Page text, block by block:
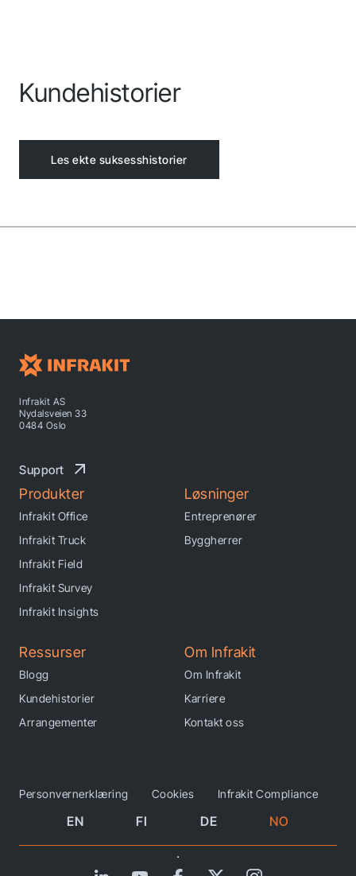
Kundehistorier
Les ekte suksesshistorier
Produkter
Infrakit Office
Infrakit Truck
Infrakit Field
Infrakit Survey
Infrakit Insights
Løsninger
Entreprenører
Byggherrer
Ressurser
Blogg
Kundehistorier
Arrangementer
Om Infrakit
Om Infrakit
Karriere
Kontakt oss
Infrakit AS
Nydalsveien 33
0484 Oslo
Support
Personvernerklæring Cookies Infrakit Compliance
EN FI DE NO